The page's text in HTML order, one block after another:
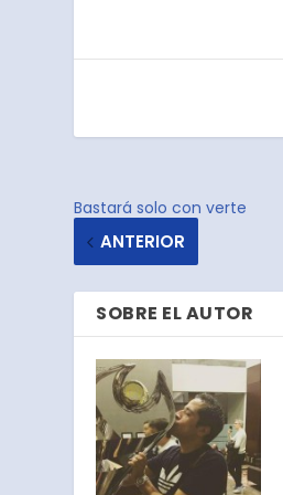
Bastará solo con verte
ANTERIOR
SOBRE EL AUTOR